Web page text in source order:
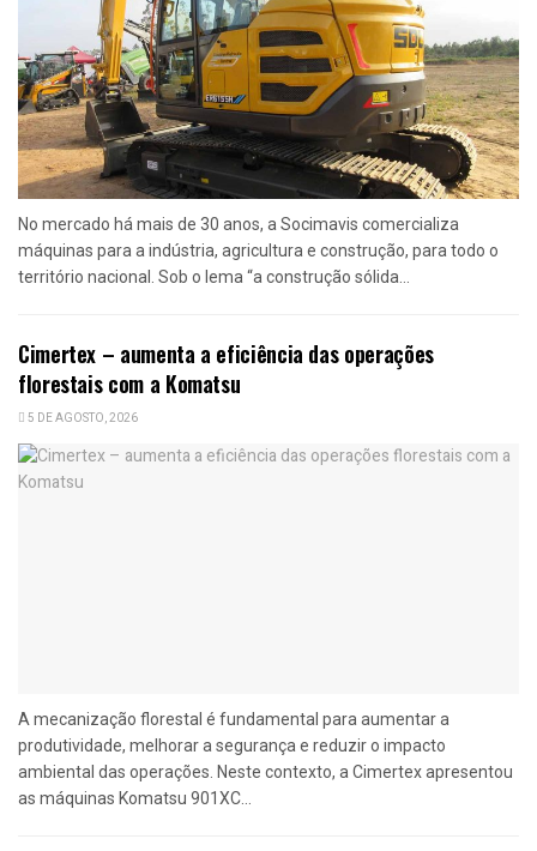
No mercado há mais de 30 anos, a Socimavis comercializa
máquinas para a indústria, agricultura e construção, para todo o
território nacional. Sob o lema “a construção sólida...
Cimertex – aumenta a eficiência das operações
florestais com a Komatsu
5 DE AGOSTO, 2026
A mecanização florestal é fundamental para aumentar a
produtividade, melhorar a segurança e reduzir o impacto
ambiental das operações. Neste contexto, a Cimertex apresentou
as máquinas Komatsu 901XC...